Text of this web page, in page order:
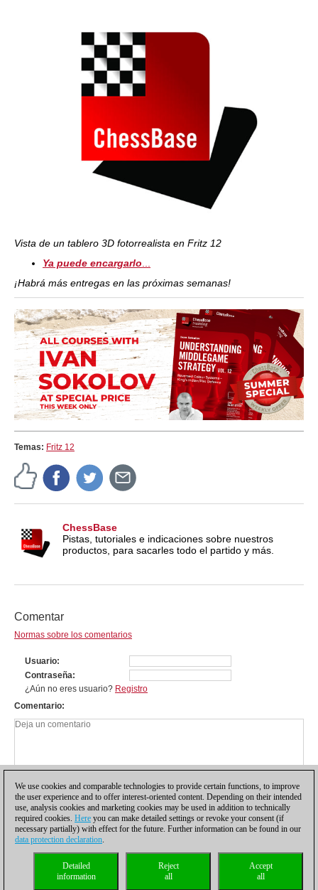
Vista de un tablero 3D fotorrealista en Fritz 12
Ya puede encargarlo
¡Habrá más entregas en las próximas semanas!
Temas: Fritz 12
ChessBase
Pistas, tutoriales e indicaciones sobre nuestros
productos, para sacarles todo el partido y más.
Comentar
Normas sobre los comentarios
Usuario
Contraseña
¿Aún no eres usuario? Registro
Comentario
Política de privacidad |Para contactar Cookies Management
Licencias
Compliance Hotline
We use cookies and comparable technologies to provide certain functions, to improve
the user experience and to offer interest-oriented content. Depending on their intended
use, analysis cookies and marketing cookies may be used in addition to technically
required cookies. Here you can make detailed settings or revoke your consent (if
necessary partially) with effect for the future. Further information can be found in our
data protection declaration.
Accept
all
Reject
all
Detailed
information